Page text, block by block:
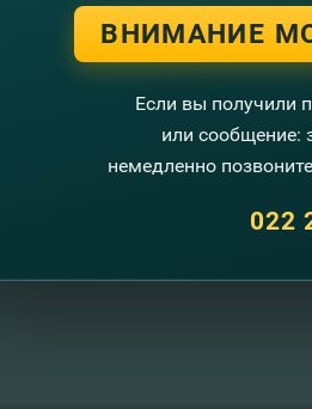
Оплата производится в леях, по
Farfetch является промоутером этого
Загляните в модную онлайн-
ВНИМАНИЕ
Если вы получили
или сообщение:
немедленно позвоните
022